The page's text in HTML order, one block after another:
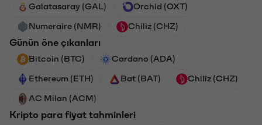
Galatasaray (GAL) Orchid (OXT)
Numeraire (NMR) Chiliz (CHZ)
Günün öne çıkanları
Bitcoin (BTC) Cardano (ADA)
Ethereum (ETH) Bat (BAT) Chiliz (CHZ)
AC Milan (ACM)
Kripto para fiyat tahminleri